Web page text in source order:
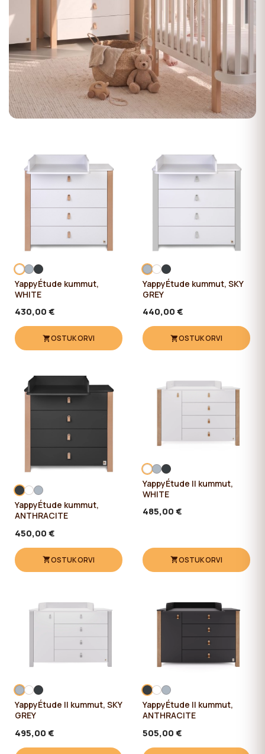
YappyÉtude kummut,
WHITE
430,00 €
OSTUKORVI
YappyÉtude kummut, SKY
GREY
440,00 €
OSTUKORVI
YappyÉtude kummut,
ANTHRACITE
450,00 €
OSTUKORVI
YappyÉtude II kummut,
WHITE
485,00 €
OSTUKORVI
YappyÉtude II kummut, SKY
GREY
495,00 €
YappyÉtude II kummut,
ANTHRACITE
505,00 €